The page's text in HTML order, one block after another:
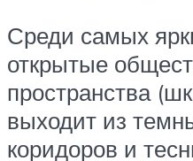
Среди самых
открытые
пространства
выходит из
коридоров и